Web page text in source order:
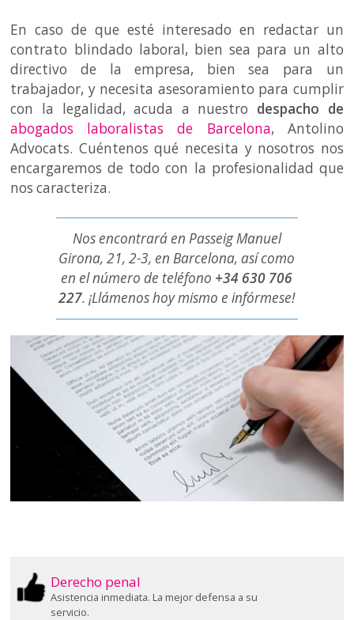
En caso de que esté interesado en redactar un
contrato blindado laboral, bien sea para un alto
directivo de la empresa, bien sea para un
trabajador, y necesita asesoramiento para cumplir
con la legalidad, acuda a nuestro despacho de
abogados laboralistas de Barcelona, Antolino
Advocats. Cuéntenos qué necesita y nosotros nos
encargaremos de todo con la profesionalidad que
nos caracteriza.
Nos encontrará en Passeig Manuel
Girona, 21, 2-3, en Barcelona, así como
en el número de teléfono +34 630 706
227. ¡Llámenos hoy mismo e infórmese!
Derecho penal
Asistencia inmediata. La mejor defensa a su
servicio.